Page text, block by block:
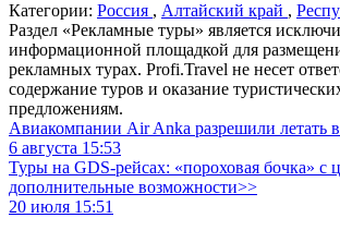
Категории: Россия , Алтайский край ,
Раздел «Рекламные туры» является
информационной площадкой для
рекламных турах. Profi.Travel не несет
содержание туров и оказание
предложениям.
Авиакомпании Air Anka разрешили летать
6 августа 15:53
Туры на GDS-рейсах: «пороховая бочка» с
дополнительные возможности>>
20 июля 15:51